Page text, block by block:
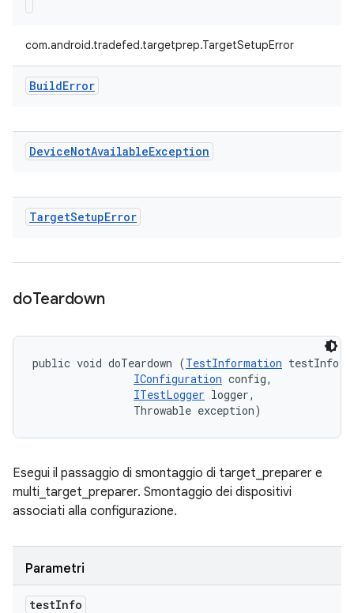
com.android.tradefed.targetprep.TargetSetupError
BuildError
DeviceNotAvailableException
TargetSetupError
doTeardown
public void doTeardown (TestInformation testInfo,
IConfiguration config,
ITestLogger logger,
                Throwable exception)
Esegui il passaggio di smontaggio di target_preparer e
multi_target_preparer. Smontaggio dei dispositivi
associati alla configurazione.
Parametri
testInfo